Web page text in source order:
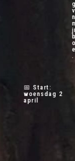
n
.
📅 Start:
woensdag 2
april